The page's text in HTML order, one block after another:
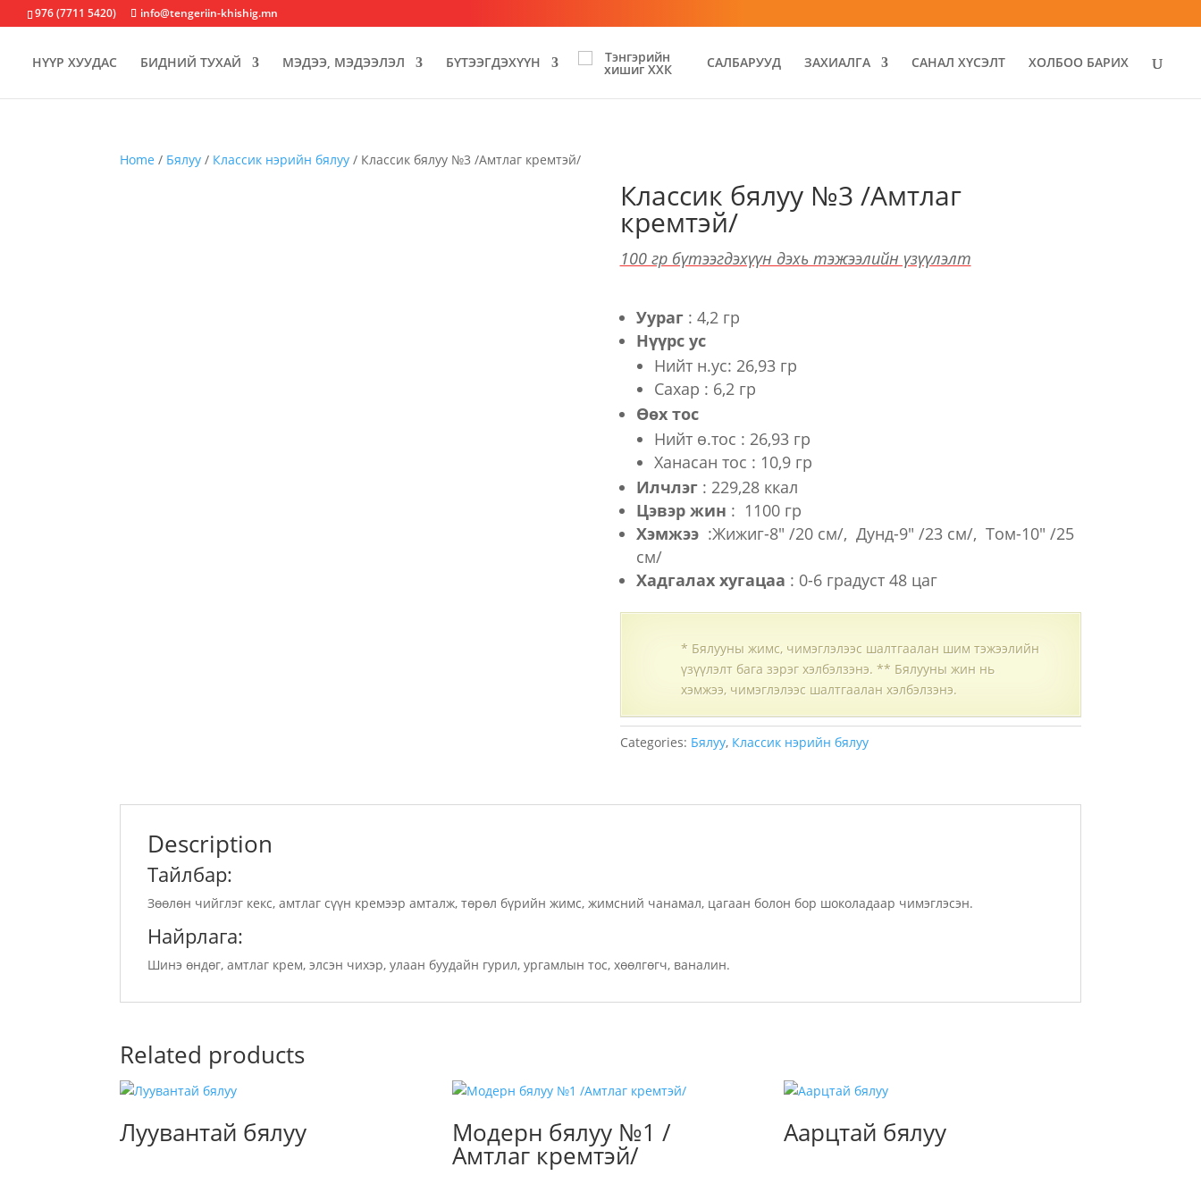
976 (7711 5420) info@tengeriin-khishig.mn
НҮҮР ХУУДАС БИДНИЙ ТУХАЙ МЭДЭЭ, МЭДЭЭЛЭЛ БҮТЭЭГДЭХҮҮН САЛБАРУУД ЗАХИАЛГА САНАЛ ХҮСЭЛТ ХОЛБОО БАРИХ
Home / Бялуу / Классик нэрийн бялуу / Классик бялуу №3 /Амтлаг кремтэй/
Классик бялуу №3 /Амтлаг
кремтэй/
100 гр бүтээгдэхүүн дэхь тэжээлийн үзүүлэлт
Уураг: 4,2 гр
Нүүрс ус
Нийт н.ус: 26,93 гр
Сахар : 6,2 гр
Өөх тос
Нийт ө.тос : 26,93 гр
Ханасан тос : 10,9 гр
Илчлэг: 229,28 ккал
Цэвэр жин : 1100 гр
Хэмжээ:Жижиг-8″ /20 см/, Дунд-9″ /23 см/, Том-10″ /25
см/
Хадгалах хугацаа : 0-6 градуст 48 цаг
* Бялууны жимс, чимэглэлээс шалтгаалан шим тэжээлийн
үзүүлэлт бага зэрэг хэлбэлзэнэ. ** Бялууны жин нь
хэмжээ, чимэглэлээс шалтгаалан хэлбэлзэнэ.
Categories: Бялуу, Классик нэрийн бялуу
Description
Тайлбар:
Зөөлөн чийглэг кекс, амтлаг сүүн кремээр амталж, төрөл бүрийн жимс, жимсний чанамал, цагаан болон бор шоколадаар чимэглэсэн.
Найрлага:
Шинэ өндөг, амтлаг крем, элсэн чихэр, улаан буудайн гурил, ургамлын тос, хөөлгөгч, ваналин.
Related products
Луувантай бялуу Модерн бялуу №1 /
Амтлаг кремтэй/
Аарцтай бялуу